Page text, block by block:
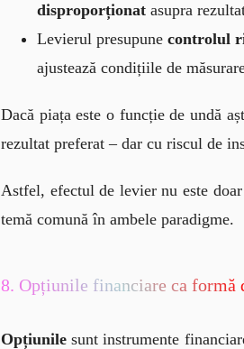
disproporționat asupra
Levierul presupune controlul
ajustează condițiile de
Dacă piața este o funcție de undă
rezultat preferat – dar cu riscul de
Astfel, efectul de levier nu este
temă comună în ambele paradigme.
8. Opțiunile financiare ca formă
Opțiunile sunt instrumente